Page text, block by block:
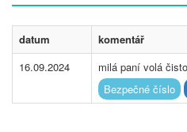
datum
komentář
16.09.2024
milá paní volá
Bezpečné číslo